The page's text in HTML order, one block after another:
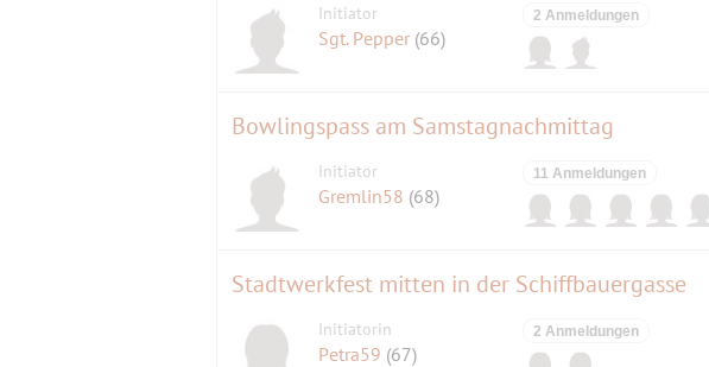
Initiator
Sgt. Pepper (66)
2 Anmeldungen
Bowlingspass am Samstagnachmittag
Initiator
Gremlin58 (68)
11 Anmeldungen
Stadtwerkfest mitten in der Schiffbauergasse
Initiatorin
Petra59 (67)
2 Anmeldungen